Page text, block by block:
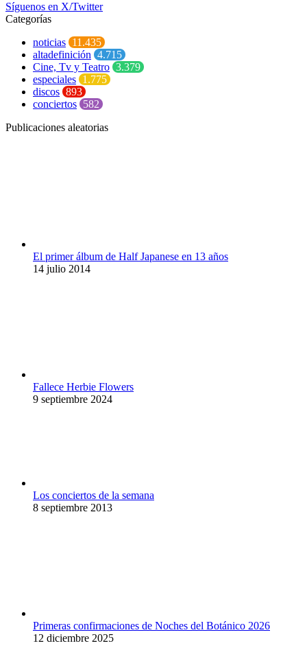
Síguenos en X/Twitter
Categorías
noticias 11.435
altadefinición 4.715
Cine, Tv y Teatro 3.379
especiales 1.775
discos 893
conciertos 582
Publicaciones aleatorias
El primer álbum de Half Japanese en 13 años
14 julio 2014
Fallece Herbie Flowers
9 septiembre 2024
Los conciertos de la semana
8 septiembre 2013
Primeras confirmaciones de Noches del Botánico 2026
12 diciembre 2025